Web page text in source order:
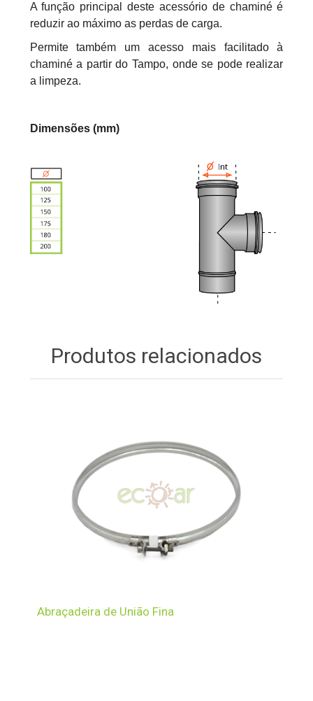
A função principal deste acessório de chaminé é
reduzir ao máximo as perdas de carga.
Permite também um acesso mais facilitado à
chaminé a partir do Tampo, onde se pode realizar
a limpeza.
Dimensões (mm)
Produtos relacionados
Abraçadeira de União Fina